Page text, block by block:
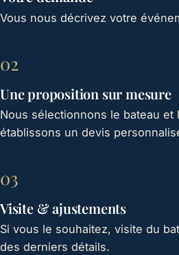
Vous nous décrivez votre
02
Une proposition sur mesure
Nous sélectionnons le bateau et
établissons un devis
03
Visite & ajustements
Si vous le souhaitez, visite du
des derniers détails.